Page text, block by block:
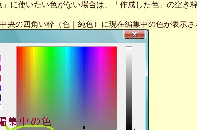
に使いたい色がない場合は、「作成した色」の空き
央の四角い枠（色｜純色）に現在編集中の色が表示さ